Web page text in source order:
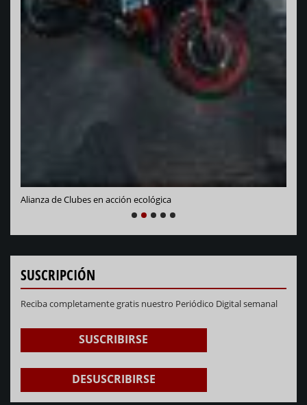
Alianza de Clubes en acción ecológica
PREVIOUS
SUSCRIPCIÓN
Reciba completamente gratis nuestro Periódico Digital semanal
SUSCRIBIRSE
DESUSCRIBIRSE